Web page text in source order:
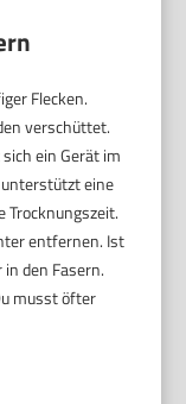
Flecken.
verschüttet.
ein Gerät im
eine
Trocknungszeit.
entfernen. Ist
den Fasern.
musst öfter